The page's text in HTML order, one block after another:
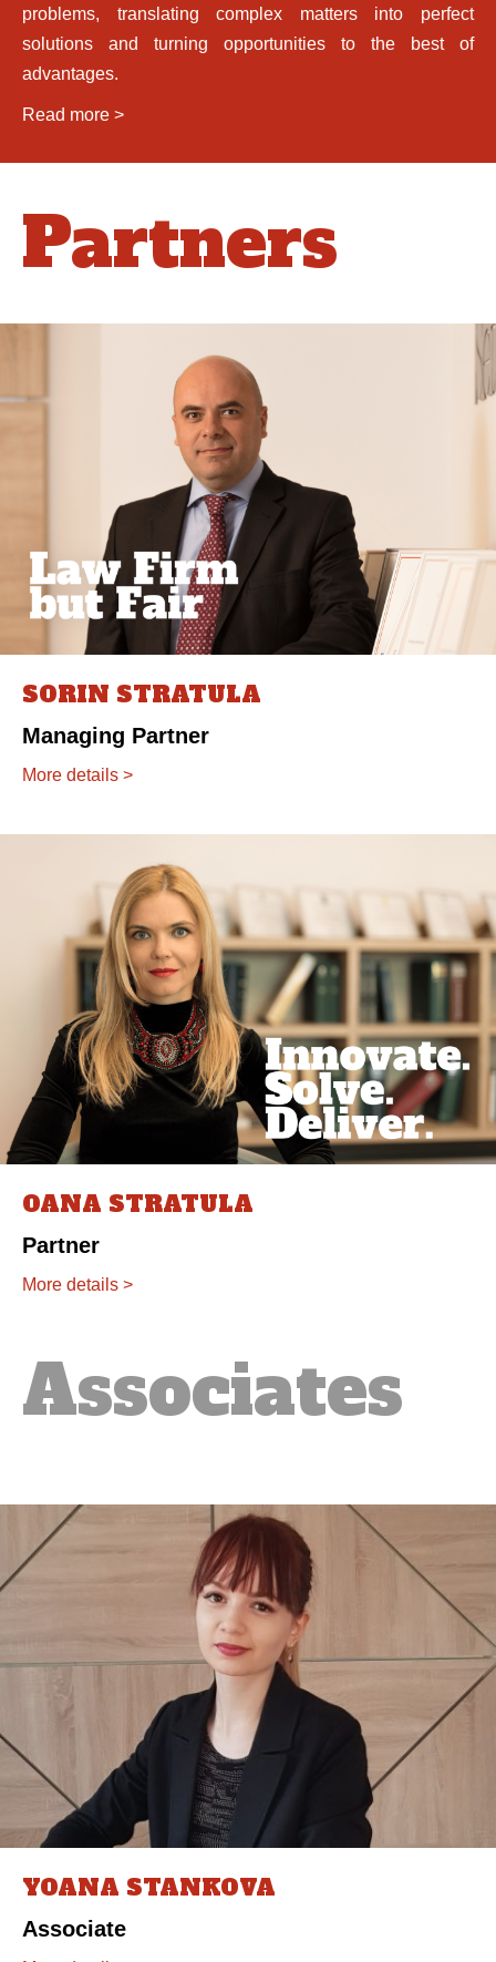
problems, translating complex matters into perfect
solutions and turning opportunities to the best of
advantages.
Read more >
Partners
SORIN STRATULA
Managing Partner
More details >
OANA STRATULA
Partner
More details >
Associates
YOANA STANKOVA
Associate